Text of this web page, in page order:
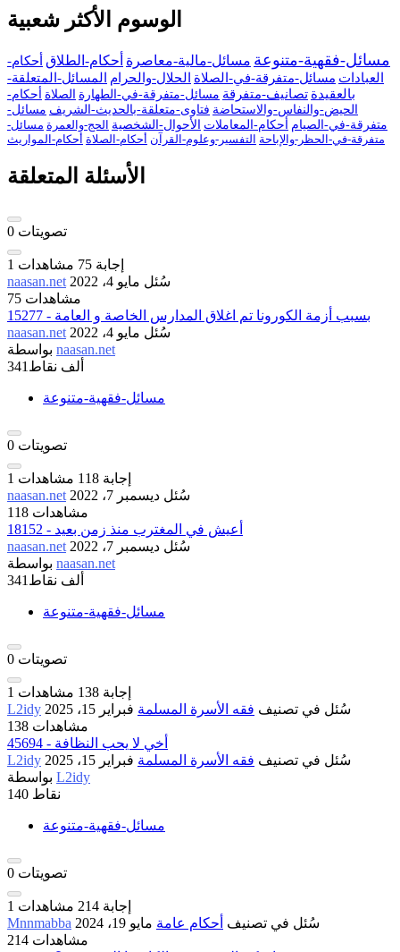
الوسوم الأكثر شعبية
مسائل-فقهية-متنوعة مسائل-مالية-معاصرة أحكام-الطلاق أحكام-
العبادات مسائل-متفرقة-في-الصلاة الحلال-والحرام المسائل-المتعلقة-
بالعقيدة تصانيف-متفرقة مسائل-متفرقة-في-الطهارة الصلاة أحكام-
الحيض-والنفاس-والاستحاضة فتاوى-متعلقة-بالحديث-الشريف مسائل-
متفرقة-في-الصيام أحكام-المعاملات الأحوال-الشخصية الحج-والعمرة مسائل-
متفرقة-في-الحظر-والإباحة التفسير-وعلوم-القرآن أحكام-الصلاة أحكام-المواريث
الأسئلة المتعلقة
0 تصويتات
1 إجابة 75 مشاهدات
naasan.net
سُئل مايو 4، 2022
75 مشاهدات
15277 - بسبب أزمة الكورونا تم اغلاق المدارس الخاصة و العامة
naasan.net
سُئل مايو 4، 2022
naasan.net
341ألف نقاط
مسائل-فقهية-متنوعة
0 تصويتات
1 إجابة 118 مشاهدات
naasan.net
سُئل ديسمبر 7، 2022
118 مشاهدات
18152 - أعيش في المغترب منذ زمن بعيد
naasan.net
سُئل ديسمبر 7، 2022
naasan.net
341ألف نقاط
مسائل-فقهية-متنوعة
0 تصويتات
1 إجابة 138 مشاهدات
L2idy
سُئل في تصنيف فقه الأسرة المسلمة فبراير 15، 2025
138 مشاهدات
45694 - أخي لا يحب النظافة
L2idy
سُئل في تصنيف فقه الأسرة المسلمة فبراير 15، 2025
L2idy
140 نقاط
مسائل-فقهية-متنوعة
0 تصويتات
1 إجابة 214 مشاهدات
Mnnmabba
سُئل في تصنيف أحكام عامة مايو 19، 2024
214 مشاهدات